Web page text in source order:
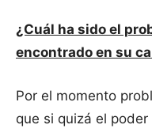
¿Cuál ha sido el
encontrado en su
Por el momento
que si quizá el